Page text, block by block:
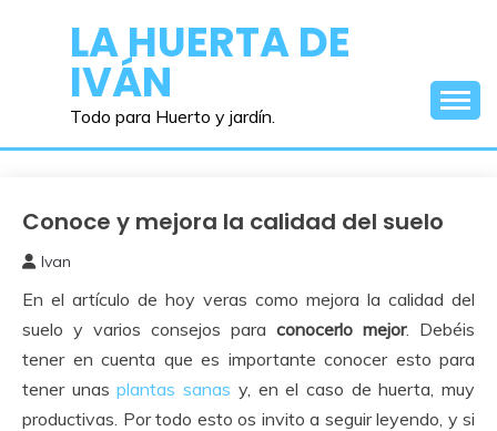
contenidoLA HUERTA DE
IVÁN
Todo para Huerto y jardín.
Comenzar
Conoce y mejora la calidad del suelo
junio,
2016
Ivan
En el artículo de hoy veras como mejora la calidad del
suelo y varios consejos para conocerlo mejor. Debéis
tener en cuenta que es importante conocer esto para
tener unasplantas sanas y, en el caso de huerta, muy
productivas. Por todo esto os invito a seguir leyendo, y si